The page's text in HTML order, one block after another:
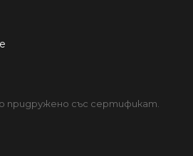
придружено със сертификат.